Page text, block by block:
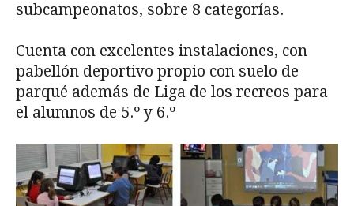
subcampeonatos, sobre 8 categorías.
Cuenta con excelentes instalaciones, con
pabellón deportivo propio con suelo de
parqué además de Liga de los recreos para
el alumnos de 5.º y 6.º